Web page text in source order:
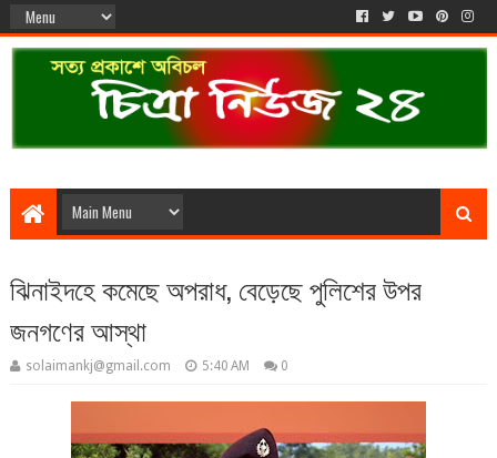
ঝিনাইদহে কমেছে অপরাধ, বেড়েছে পুলিশের উপর
জনগণের আস্থা
solaimankj@gmail.com 5:40 AM 0